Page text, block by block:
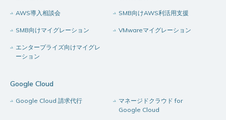
AWS導入相談会 SMB向けAWS利活用支援
SMB向けマイグレーション VMwareマイグレーション
エンタープライズ向けマイグレ
ーション
Google Cloud
Google Cloud 請求代行
マネージドクラウド for
Google Cloud